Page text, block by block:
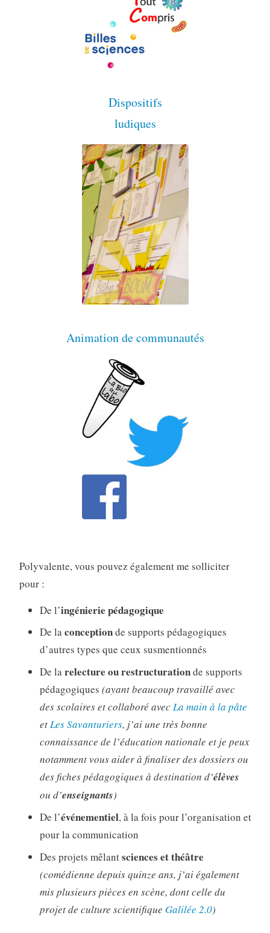
Dispositifs
ludiques
Animation de communautés
Polyvalente, vous pouvez également me solliciter
pour :
De l’ingénierie pédagogique
De laconceptionde supports pédagogiques
d’autres types que ceux susmentionnés
De larelecture ou restructurationde supports
pédagogiques (ayant beaucoup travaillé avec
des scolaires et collaboré avecLa main à la pâte
etLes Savanturiers, j’ai une très bonne
connaissance de l’éducation nationale et je peux
notamment vous aider à finaliser des dossiers ou
des fiches pédagogiques à destination d’élèves
ou d’enseignants)
De l’événementiel, à la fois pour l’organisation et
pour la communication
Des projets mêlantsciences et théâtre
(comédienne depuis quinze ans, j’ai également
mis plusieurs pièces en scène, dont celle du
projet de culture scientifique Galilée 2.0)